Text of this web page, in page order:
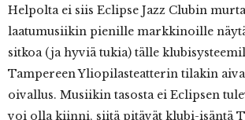
Helpolta ei siis Eclipse Jazz Clubin
laatumusiikin pienille markkinoille
sitkoa (ja hyviä tukia) tälle
Tampereen Yliopilasteatterin tilakin
oivallus. Musiikin tasosta ei Eclipsen
voi olla kiinni, siitä pitävät klubi-isäntä